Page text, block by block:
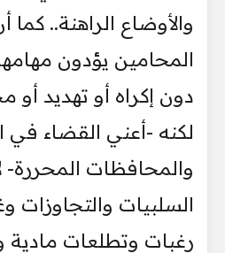
والأوضاع الراهنة..
المحامين يؤدون
دون إكراه أو تهديد أو
لكنه -أعني القضاء في
والمحافظات المحررة-
السلبيات والتجاوزات
رغبات وتطلعات مادية